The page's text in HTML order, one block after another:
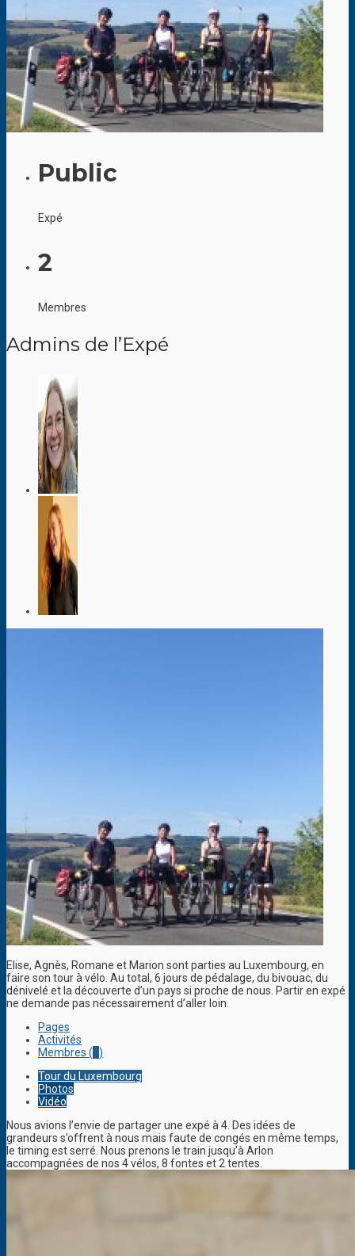
Public
Expé
2
Membres
Admins de l’Expé
Elise, Agnès, Romane et Marion sont parties au Luxembourg, en
faire son tour à vélo. Au total, 6 jours de pédalage, du bivouac, du
dénivelé et la découverte d’un pays si proche de nous. Partir en expé
ne demande pas nécessairement d’aller loin.
Pages
Activités
Membres ( )
Tour du Luxembourg
Photos
Vidéo
Nous avions l’envie de partager une expé à 4. Des idées de
grandeurs s’offrent à nous mais faute de congés en même temps,
le timing est serré. Nous prenons le train jusqu’à Arlon
accompagnées de nos 4 vélos, 8 fontes et 2 tentes.